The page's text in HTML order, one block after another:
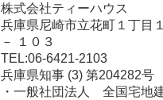
株式会社ティーハウス
兵庫県尼崎市立花町１丁目
－ １０３
TEL:06-6421-2103
兵庫県知事 (3) 第204282号
・一般社団法人 全国宅地